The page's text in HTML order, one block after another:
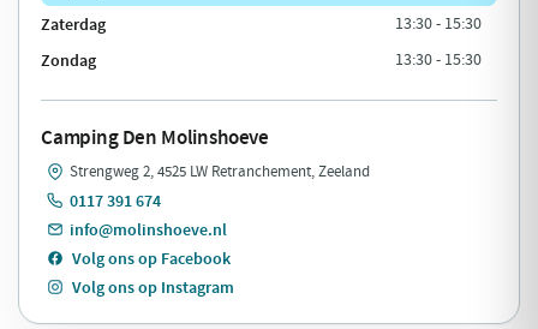
Zaterdag
13:30 - 15:30
Zondag 13:30 - 15:30
Camping Den Molinshoeve
Strengweg 2, 4525 LW Retranchement, Zeeland
0117 391 674
info@molinshoeve.nl
Volg ons op Facebook
Volg ons op Instagram